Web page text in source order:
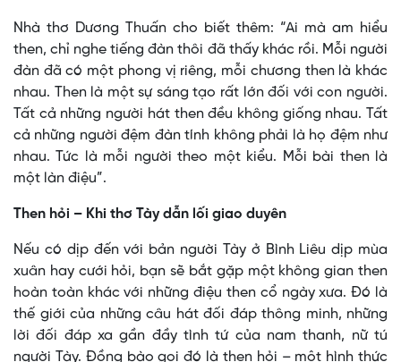
Nhà thơ Dương Thuấn cho biết thêm: “Ai mà am hiểu
then, chỉ nghe tiếng đàn thôi đã thấy khác rồi. Mỗi người
đàn đã có một phong vị riêng, mỗi chương then là khác
nhau. Then là một sự sáng tạo rất lớn đối với con người.
Tất cả những người hát then đều không giống nhau. Tất
cả những người đệm đàn tính không phải là họ đệm như
nhau. Tức là mỗi người theo một kiểu. Mỗi bài then là
một làn điệu”.
Then hỏi – Khi thơ Tày dẫn lối giao duyên
Nếu có dịp đến với bản người Tày ở Bình Liêu dịp mùa
xuân hay cưới hỏi, bạn sẽ bắt gặp một không gian then
hoàn toàn khác với những điệu then cổ ngày xưa. Đó là
thế giới của những câu hát đối đáp thông minh, những
lời đối đáp xa gần đầy tình tứ của nam thanh, nữ tú
người Tày. Đồng bào gọi đó là then hỏi – một hình thức